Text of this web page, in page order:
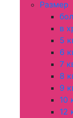
Размер
в
5
6
7
8
9
10
12